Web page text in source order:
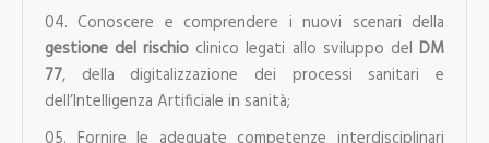
Conoscere e comprendere i nuovi scenari della
gestione del rischio clinico legati allo sviluppo delDM
77, della digitalizzazione dei processi sanitari e
dell’Intelligenza Artificiale in sanità;